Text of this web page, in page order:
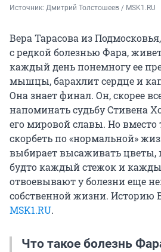
Источник: Дмитрий Толстошеев / MSK1.RU
Вера Тарасова из
с редкой болезнью Фара,
каждый день понемногу ее
мышцы, барахлит сердце и
Она знает финал. Он, скорее
напоминать судьбу Стивена
его мировой славы. Но вместо
скорбеть по «нормальной»
выбирает высаживать цветы,
будто каждый стежок и
отвоевывают у болезни еще
собственной жизни. Историю
MSK1.RU.
Что такое болезнь